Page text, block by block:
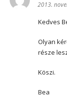
2013.
Kedves
Olyan
része
Köszi.
Bea